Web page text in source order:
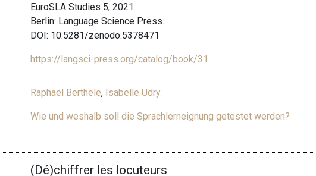
EuroSLA Studies 5, 2021
Berlin: Language Science Press.
DOI: 10.5281/zenodo.5378471
https://langsci-press.org/catalog/book/31
Raphael Berthele, Isabelle Udry
Wie und weshalb soll die Sprachlerneignung getestet werden?
(Dé)chiffrer les locuteurs